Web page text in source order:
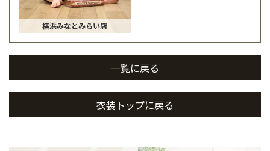
横浜みなとみらい店
一覧に戻る
衣装トップに戻る